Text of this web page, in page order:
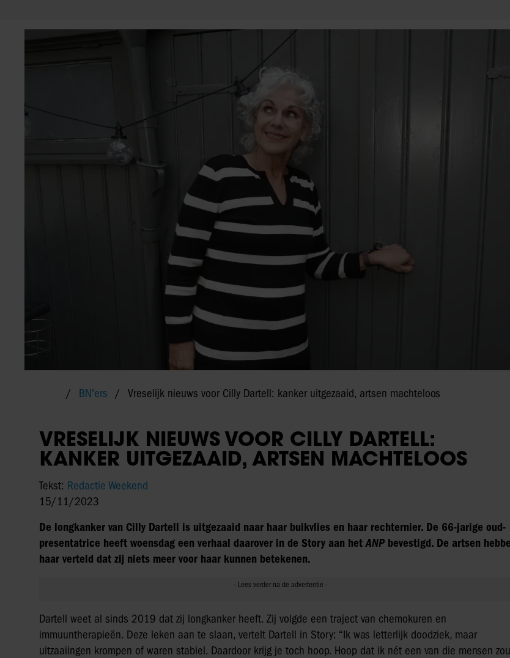
BN'ers Vreselijk nieuws voor Cilly Dartell: kanker uitgezaaid, artsen machteloos
VRESELIJK NIEUWS VOOR CILLY DARTELL:
KANKER UITGEZAAID, ARTSEN MACHTELOOS
Tekst: Redactie Weekend
15/11/2023
De longkanker van Cilly Dartell is uitgezaaid naar haar buikvlies en haar rechternier. De 66-jarige oud-
presentatrice heeft woensdag een verhaal daarover in de Story aan hetANP bevestigd. De artsen
haar verteld dat zij niets meer voor haar kunnen betekenen.
Dartell weet al sinds 2019 dat zij longkanker heeft. Zij volgde een traject van chemokuren en
immuuntherapieën. Deze leken aan te slaan, vertelt Dartell in Story: “Ik was letterlijk doodziek, maar
uitzaaiingen krompen of waren stabiel. Daardoor krijg je toch hoop. Hoop dat ik nét een van die mensen zou